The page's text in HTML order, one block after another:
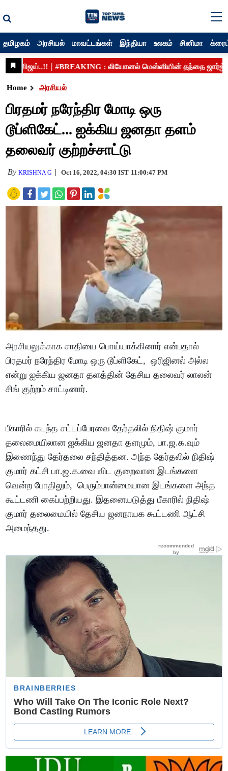
தமிழகம் அரசியல் மாவட்டங்கள் இந்தியா உலகம் சினிமா
Home அரசியல்
பிரதமர் நரேந்திர மோடி ஒரு
டூப்ளிகேட்... ஐக்கிய ஜனதா தளம்
தலைவர் குற்றச்சாட்டு
ByKRISHNA G Oct 16, 2022, 04:30 IST 11:00:47 PM
அரசியலுக்காக சாதியை பொய்யாக்கினார் என்பதால்
பிரதமர் நரேந்திர மோடி ஒரு டூப்ளிகேட், ஒரிஜினல் அல்ல
என்று ஐக்கிய ஜனதா தளத்தின் தேசிய தலைவர் லாலன்
சிங் குற்றம் சாட்டினார்.
பீகாரில் கடந்த சட்டப்பேரவை தேர்தலில் நிதிஷ் குமார்
தலைமையிலான ஐக்கிய ஜனதா தளமும், பா.ஜ.க.வும்
இணைந்து தேர்தலை சந்தித்தன. அந்த தேர்தலில் நிதிஷ்
குமார் கட்சி பா.ஜ.க.வை விட குறைவான இடங்களை
வென்ற போதிலும், பெரும்பான்மையான இடங்களை அந்த
கூட்டணி கைப்பற்றியது. இதனையடுத்து பீகாரில் நிதிஷ்
குமார் தலைமையில் தேசிய ஜனநாயக கூட்டணி ஆட்சி
அமைந்தது.